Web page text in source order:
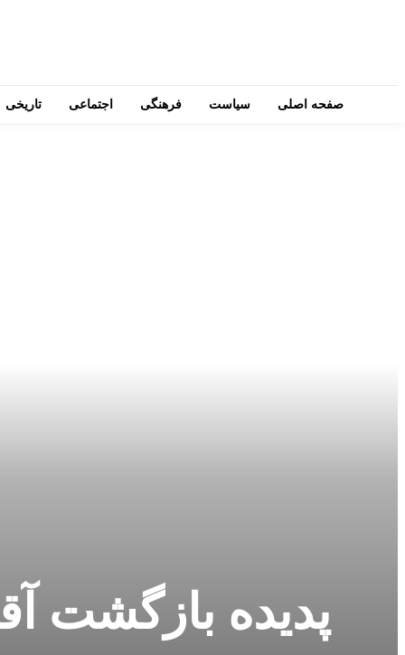
صفحه اصلی سیاست فرهنگی اجتماعی تاریخی
پدیده بازگشت